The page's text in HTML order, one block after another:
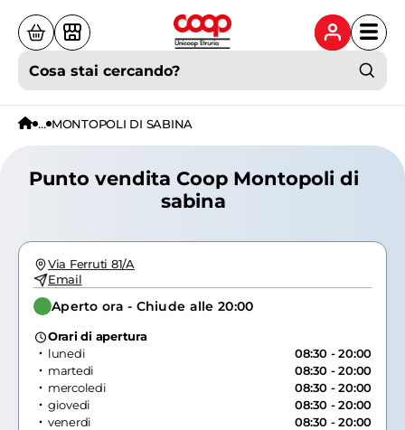
Cosa stai cercando?
... MONTOPOLI DI SABINA
Punto vendita Coop Montopoli di
sabina
Via Ferruti 81/A
Email
Aperto ora - Chiude alle 20:00
Orari di apertura
lunedi
08:30 - 20:00
martedi
08:30 - 20:00
mercoledi
08:30 - 20:00
giovedi
08:30 - 20:00
venerdi
08:30 - 20:00